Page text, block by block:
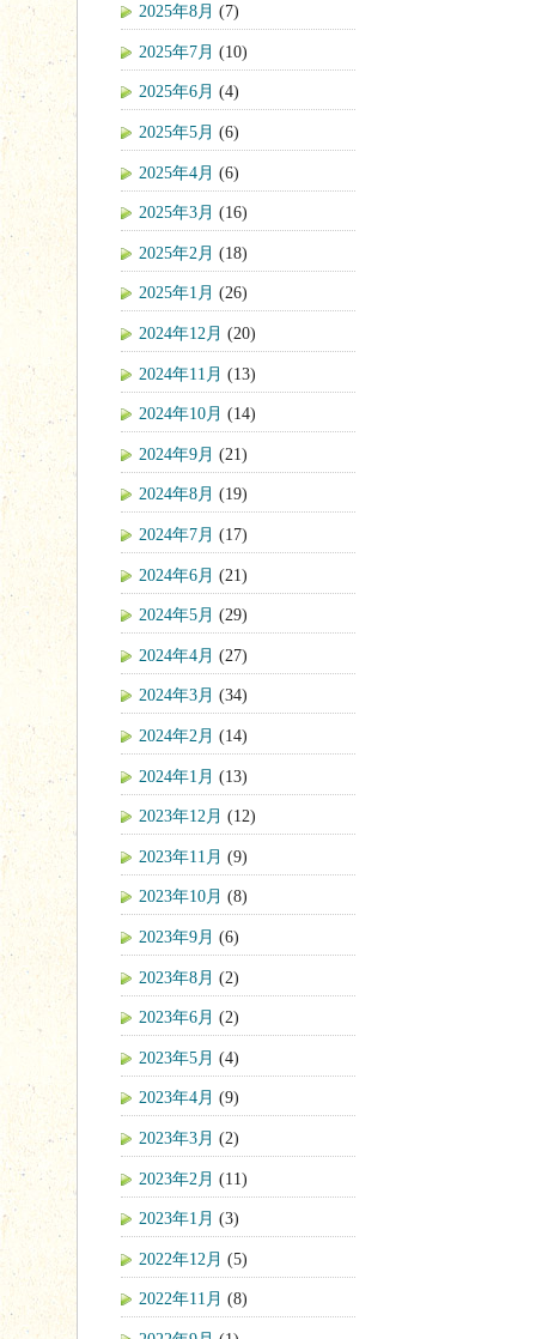
2025年8月 (7)
2025年7月 (10)
2025年6月 (4)
2025年5月 (6)
2025年4月 (6)
2025年3月 (16)
2025年2月 (18)
2025年1月 (26)
2024年12月 (20)
2024年11月 (13)
2024年10月 (14)
2024年9月 (21)
2024年8月 (19)
2024年7月 (17)
2024年6月 (21)
2024年5月 (29)
2024年4月 (27)
2024年3月 (34)
2024年2月 (14)
2024年1月 (13)
2023年12月 (12)
2023年11月 (9)
2023年10月 (8)
2023年9月 (6)
2023年8月 (2)
2023年6月 (2)
2023年5月 (4)
2023年4月 (9)
2023年3月 (2)
2023年2月 (11)
2023年1月 (3)
2022年12月 (5)
2022年11月 (8)